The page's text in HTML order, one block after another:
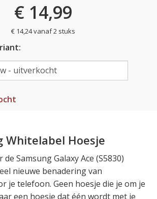
€ 14,99
€ 14,24 vanaf 2 stuks
Whitelabel Hoesje
Samsung Galaxy Ace (S5830)
nieuwe benadering van
je telefoon. Geen hoesje die je om je
een hoesje dat één wordt met je